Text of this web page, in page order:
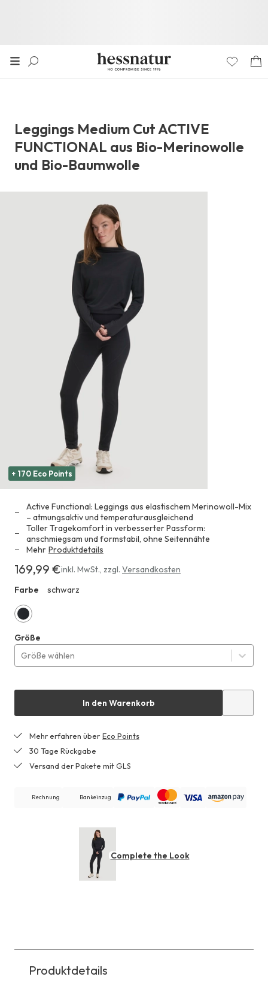
+ 170 Eco Points
Leggings Medium Cut ACTIVE
FUNCTIONAL aus Bio-Merinowolle
und Bio-Baumwolle
Active Functional: Leggings aus elastischem Merinowoll-Mix
– atmungsaktiv und temperaturausgleichend
Toller Tragekomfort in verbesserter Passform:
anschmiegsam und formstabil, ohne Seitennähte
Mehr Produktdetails
Erhältlich
169,99 €
169,99 €inkl. MwSt. zzgl. Versandkosten
Farbe
schwarz
Größe
Größe wählen
In den Warenkorb
Mehr erfahren über Eco Points
30 Tage Rückgabe
Versand der Pakete mit GLS
Rechnung Bankeinzug
Complete the Look
Produktdetails